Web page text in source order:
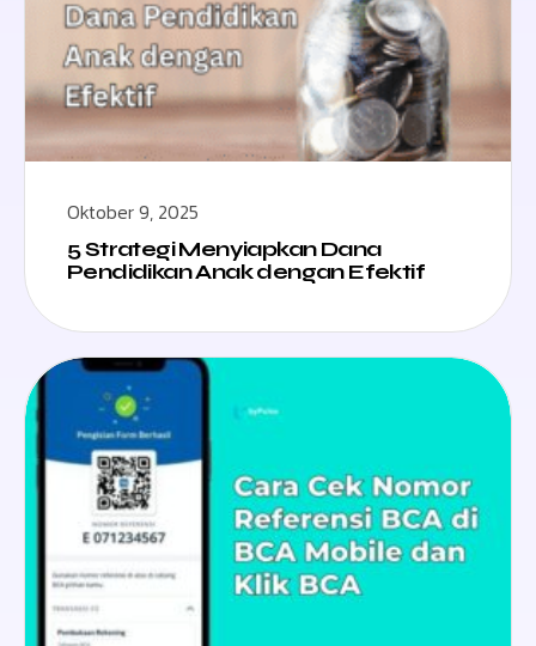
Oktober 9, 2025
5 Strategi Menyiapkan Dana
Pendidikan Anak dengan Efektif